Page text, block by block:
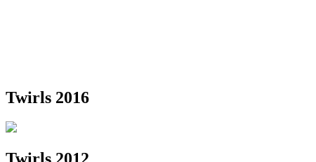
Twirls 2016
Twirls 2012